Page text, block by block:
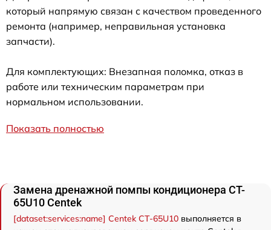
который напрямую связан с качеством проведенного
ремонта (например, неправильная установка
запчасти).
Для комплектующих: Внезапная поломка, отказ в
работе или техническим параметрам при
нормальном использовании.
Показать полностью
Замена дренажной помпы кондиционера CT-
65U10 Centek
[dataset:services:name] Centek CT-65U10 выполняется в